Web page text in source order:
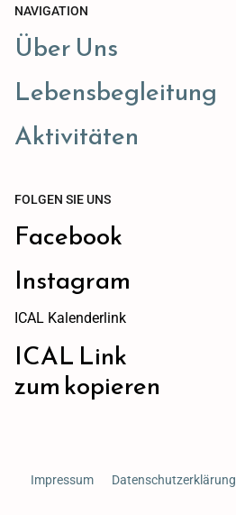
NAVIGATION
Über Uns
Lebensbegleitung
Aktivitäten
FOLGEN SIE UNS
Facebook
Instagram
ICAL Kalenderlink
ICAL Link
zum kopieren
Impressum Datenschutzerklärung